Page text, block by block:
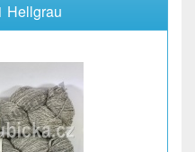
Hellgrau